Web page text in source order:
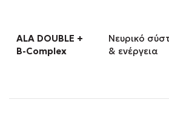
ALA DOUBLE +
Β-Complex
Νευρικό
& ενέργεια